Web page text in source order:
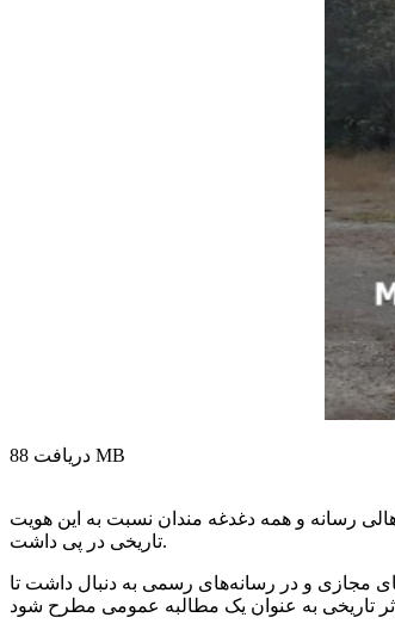
دریافت 88 MB
در میان مردم، نخبگان، اهالی رسانه و همه دغدغه مندان نسبت به این هویت
تاریخی در پی داشت.
در فضای مجازی و در رسانه‌های رسمی به دنبال داشت تا